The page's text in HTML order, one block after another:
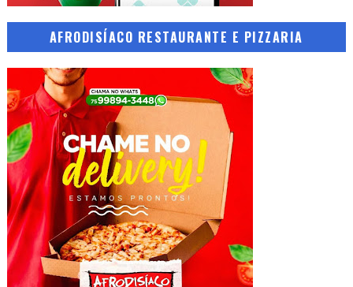
AFRODISÍACO RESTAURANTE E PIZZARIA